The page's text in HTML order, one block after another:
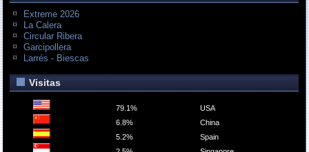
Extreme 2026
La Calera
Circular Ribera
Garcipollera
Larrés - Biescas
Visitas
79.1%
USA
6.8%
China
5.2%
Spain